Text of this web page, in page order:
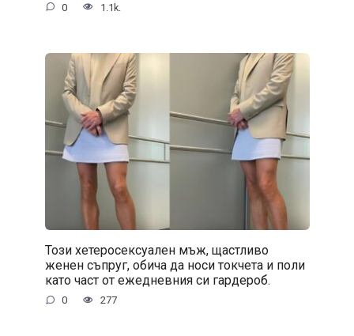
0 1.1k.
Този хетеросексуален мъж, щастливо
женен съпруг, обича да носи токчета и поли
като част от ежедневния си гардероб.
0 277